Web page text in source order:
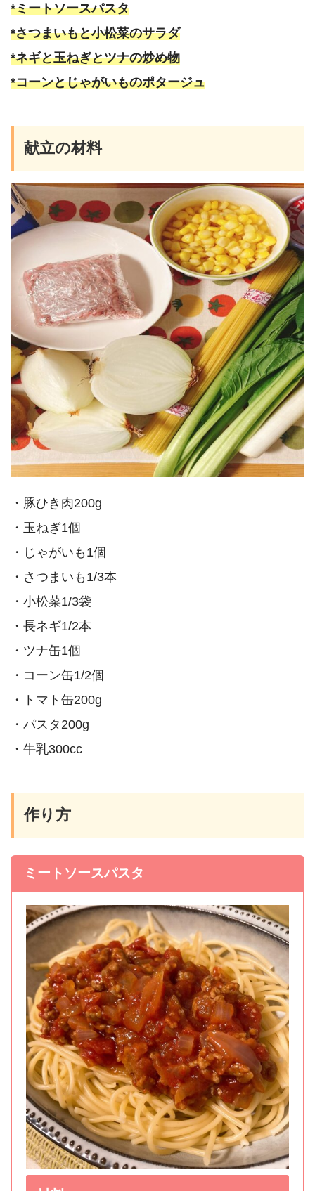
*ミートソースパスタ
*さつまいもと小松菜のサラダ
*ネギと玉ねぎとツナの炒め物
*コーンとじゃがいものポタージュ
献立の材料
・豚ひき肉200g
・玉ねぎ1個
・じゃがいも1個
・さつまいも1/3本
・小松菜1/3袋
・長ネギ1/2本
・ツナ缶1個
・コーン缶1/2個
・トマト缶200g
・パスタ200g
・牛乳300cc
作り方
ミートソースパスタ